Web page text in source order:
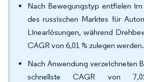
Nach Bewegungstyp entfielen
des russischen Marktes für
Linearlösungen, während
CAGR von 6,01 % zulegen werden.
Nach Anwendung verzeichneten
schnellste CAGR von